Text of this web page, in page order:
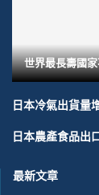
世界最長壽國
日本冷氣出貨量
日本農產食品出
最新文章